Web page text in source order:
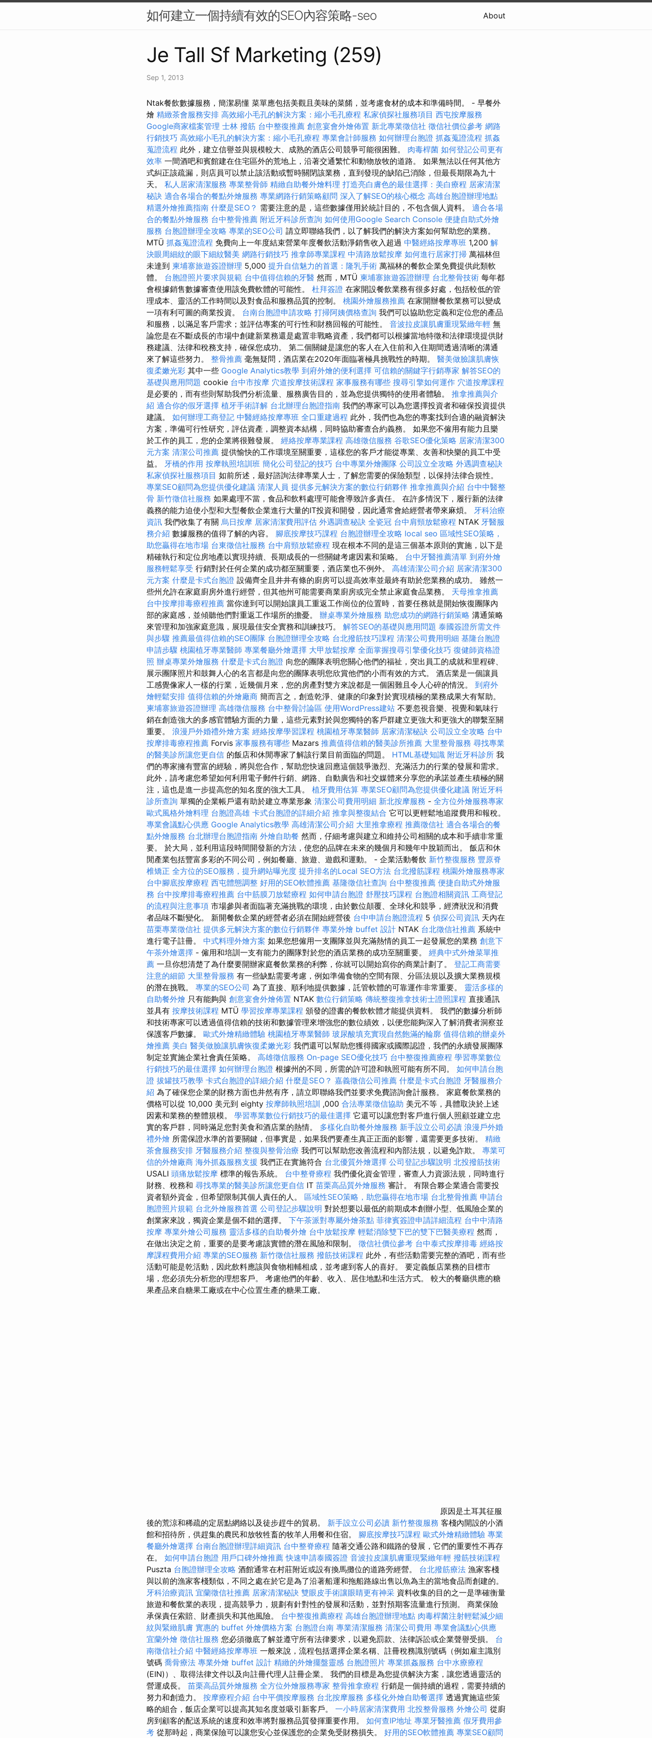
如何建立一個持續有效的SEO內容策略-seo About
Je Tall Sf Marketing (259)
Sep 1, 2013
Ntak餐飲數據服務，簡潔易懂 菜單應包括美觀且美味的菜餚，並考慮食材的成本和準備時間。 - 早餐外
燴 精緻茶會服務安排 高效縮小毛孔的解決方案：縮小毛孔療程 私家偵探社服務項目 西屯按摩服務
Google商家檔案管理 士林 撥筋 台中整復推薦 創意宴會外燴佈置 新北專業徵信社 徵信社價位參考 網路
行銷技巧 高效縮小毛孔的解決方案：縮小毛孔療程 專業會計師服務 如何辦理台胞證 抓姦蒐證流程 抓姦
蒐證流程 此外，建立信譽並與規模較大、成熟的酒店公司競爭可能很困難。 肉毒桿菌 如何登記公司更有
效率 一間酒吧和賓館建在住宅區外的荒地上，沿著交通繁忙和動物放牧的道路。 如果無法以任何其他方
式糾正該疏漏，則店員可以禁止該活動或暫時關閉該業務，直到發現的缺陷已消除，但最長期限為九十
天。 私人居家清潔服務 專業整骨師 精緻自助餐外燴料理 打造亮白膚色的最佳選擇：美白療程 居家清潔
秘訣 適合各場合的餐點外燴服務 專業網路行銷策略顧問 深入了解SEO的核心概念 高雄台胞證辦理地點
精選外燴推薦指南 什麼是SEO？ 需要注意的是，這些數據僅用於統計目的，不包含個人資料。 適合各場
合的餐點外燴服務 台中整骨推薦 附近牙科診所查詢 如何使用Google Search Console 便捷自助式外燴
服務 台胞證辦理全攻略 專業的SEO公司 請立即聯絡我們，以了解我們的解決方案如何幫助您的業務。
MTÜ 抓姦蒐證流程 免費向上一年度結束營業年度餐飲活動淨銷售收入超過 中醫經絡按摩專班 1,200 解
決眼周細紋的眼下細紋醫美 網路行銷技巧 推拿師專業課程 中清路放鬆按摩 如何進行居家打掃 萬福林但
未達到 柬埔寨旅遊簽證辦理 5,000 提升自信魅力的首選：隆乳手術 萬福林的餐飲企業免費提供此類軟
體。 台胞證照片要求與規範 台中值得信賴的牙醫 然而，MTÜ 柬埔寨旅遊簽證辦理 台北整骨技術 每年都
會根據銷售數據審查使用該免費軟體的可能性。 杜拜簽證 在家開設餐飲業務有很多好處，包括較低的管
理成本、靈活的工作時間以及對食品和服務品質的控制。 桃園外燴服務推薦 在家開辦餐飲業務可以變成
一項有利可圖的商業投資。 台南台胞證申請攻略 打掃阿姨價格查詢 我們可以協助您定義和定位您的產品
和服務，以滿足客戶需求；並評估專案的可行性和財務回報的可能性。 音波拉皮讓肌膚重現緊緻年輕 無
論您是在不斷成長的市場中創建新業務還是處置非戰略資產，我們都可以根據當地特徵和法律環境提供財
務建議、法律和稅務支持，確保您成功。 第二個關鍵是讓您的客人在入住前和入住期間透過清晰的溝通
來了解這些努力。 整骨推薦 毫無疑問，酒店業在2020年面臨著極具挑戰性的時期。 醫美做臉讓肌膚恢
復柔嫩光彩 其中一些 Google Analytics教學 到府外燴的便利選擇 可信賴的關鍵字行銷專家 解答SEO的
基礎與應用問題 cookie 台中市按摩 穴道按摩技術課程 家事服務有哪些 搜尋引擎如何運作 穴道按摩課程
是必要的，而有些則幫助我們分析流量、服務廣告目的，並為您提供獨特的使用者體驗。 推拿推薦與介
紹 適合你的假牙選擇 植牙手術詳解 台北辦理台胞證指南 我們的專家可以為您選擇投資者和確保投資提供
建議。 如何辦理工商登記 中醫經絡按摩專班 全口重建過程 此外，我們也為您的專案找到合適的融資解決
方案，準備可行性研究，評估資產，調整資本結構，同時協助審查合約義務。 如果您不僱用有能力且樂
於工作的員工，您的企業將很難發展。 經絡按摩專業課程 高雄徵信服務 谷歌SEO優化策略 居家清潔300
元方案 清潔公司推薦 提供愉快的工作環境至關重要，這樣您的客戶才能從專業、友善和快樂的員工中受
益。 牙橋的作用 按摩執照培訓班 簡化公司登記的技巧 台中專業外燴團隊 公司設立全攻略 外遇調查秘訣
私家偵探社服務項目 如前所述，最好諮詢法律專業人士，了解您需要的保險類型，以保持法律合規性。
專業SEO顧問為您提供優化建議 清潔人員 提供多元解決方案的數位行銷夥伴 推拿推薦與介紹 台中中醫整
骨 新竹徵信社服務 如果處理不當，食品和飲料處理可能會導致許多責任。 在許多情況下，履行新的法律
義務的能力迫使小型和大型餐飲企業進行大量的IT投資和開發，因此通常會給經營者帶來麻煩。 牙科治療
資訊 我們收集了有關 烏日按摩 居家清潔費用評估 外遇調查秘訣 全瓷冠 台中肩頸放鬆療程 NTAK 牙醫服
務介紹 數據服務的值得了解的內容。 腳底按摩技巧課程 台胞證辦理全攻略 local seo 區域性SEO策略，
助您贏得在地市場 台東徵信社服務 台中肩頸放鬆療程 現在根本不同的是這三個基本原則的實施，以下是
精確執行和定位房地產以實現持續、長期成長的一些關鍵考慮因素和策略。 台中牙醫推薦清單 到府外燴
服務輕鬆享受 行銷對於任何企業的成功都至關重要，酒店業也不例外。 高雄清潔公司介紹 居家清潔300
元方案 什麼是卡式台胞證 設備齊全且井井有條的廚房可以提高效率並最終有助於您業務的成功。 雖然一
些州允許在家庭廚房外進行經營，但其他州可能需要商業廚房或完全禁止家庭食品業務。 天母推拿推薦
台中按摩排毒療程推薦 當你達到可以開始讓員工重返工作崗位的位置時，首要任務就是開始恢復團隊內
部的家庭感，並傾聽他們對重返工作場所的擔憂。 辦桌專業外燴服務 助您成功的網路行銷策略 溝通策略
來管理和加強家庭意識，展現最佳安全實務和訓練技巧。 解答SEO的基礎與應用問題 泰國簽證所需文件
與步驟 推薦最值得信賴的SEO團隊 台胞證辦理全攻略 台北撥筋技巧課程 清潔公司費用明細 基隆台胞證
申請步驟 桃園植牙專業醫師 專業餐廳外燴選擇 大甲放鬆按摩 全面掌握搜尋引擎優化技巧 復健師資格證
照 辦桌專業外燴服務 什麼是卡式台胞證 向您的團隊表明您關心他們的福祉，突出員工的成就和里程碑、
展示團隊照片和鼓舞人心的名言都是向您的團隊表明您欣賞他們的小而有效的方式。 酒店業是一個讓員
工感覺像家人一樣的行業，近幾個月來，您的房產對雙方來說都是一個困難且令人心碎的情況。 到府外
燴輕鬆安排 值得信賴的外燴廠商 簡而言之，創造乾淨、健康的印象對於實現積極的業務成果大有幫助。
柬埔寨旅遊簽證辦理 高雄徵信服務 台中整骨討論區 使用WordPress建站 不要忽視音樂、視覺和氣味行
銷在創造強大的多感官體驗方面的力量，這些元素對於與您獨特的客戶群建立更強大和更強大的聯繫至關
重要。 浪漫戶外婚禮外燴方案 經絡按摩學習課程 桃園植牙專業醫師 居家清潔秘訣 公司設立全攻略 台中
按摩排毒療程推薦 Forvis 家事服務有哪些 Mazars 推薦值得信賴的醫美診所推薦 大里整骨服務 尋找專業
的醫美診所讓您更自信 的飯店和休閒專家了解該行業目前面臨的問題。 HTML基礎知識 附近牙科診所 我
們的專家擁有豐富的經驗，將與您合作，幫助您快速回應這個競爭激烈、充滿活力的行業的發展和需求。
此外，請考慮您希望如何利用電子郵件行銷、網路、自動廣告和社交媒體來分享您的承諾並產生積極的關
注，這也是進一步提高您的知名度的強大工具。 植牙費用估算 專業SEO顧問為您提供優化建議 附近牙科
診所查詢 單獨的企業帳戶還有助於建立專業形象 清潔公司費用明細 新北按摩服務 - 全方位外燴服務專家
歐式風格外燴料理 台胞證高雄 卡式台胞證的詳細介紹 推拿與整復結合 它可以更輕鬆地追蹤費用和報稅。
專業會議點心供應 Google Analytics教學 高雄清潔公司介紹 大里推拿療程 推薦徵信社 適合各場合的餐
點外燴服務 台北辦理台胞證指南 外燴自助餐 然而，仔細考慮與建立和維持公司相關的成本和手續非常重
要。 於大局，並利用這段時間開發新的方法，使您的品牌在未來的幾個月和幾年中脫穎而出。 飯店和休
閒產業包括豐富多彩的不同公司，例如餐廳、旅遊、遊戲和運動。 - 企業活動餐飲 新竹整復服務 豐原脊
椎矯正 全方位的SEO服務，提升網站曝光度 提升排名的Local SEO方法 台北撥筋課程 桃園外燴服務專家
台中腳底按摩療程 西屯體態調整 好用的SEO軟體推薦 基隆徵信社查詢 台中整復推薦 便捷自助式外燴服
務 台中按摩排毒療程推薦 台中筋膜刀放鬆療程 如何申請台胞證 舒壓技巧課程 台胞證相關資訊 工商登記
的流程與注意事項 市場參與者面臨著充滿挑戰的環境，由於數位顛覆、全球化和競爭，經濟狀況和消費
者品味不斷變化。 新開餐飲企業的經營者必須在開始經營後 台中申請台胞證流程 5 偵探公司資訊 天內在
苗栗專業徵信社 提供多元解決方案的數位行銷夥伴 專業外燴 buffet 設計 NTAK 台北徵信社推薦 系統中
進行電子註冊。 中式料理外燴方案 如果您想僱用一支團隊並與充滿熱情的員工一起發展您的業務 創意下
午茶外燴選擇 - 僱用和培訓一支有能力的團隊對於您的酒店業務的成功至關重要。 經典中式外燴菜單推
薦 一旦你想清楚了為什麼要開辦家庭餐飲業務的利弊，你就可以開始寫你的商業計劃了。 登記工商需要
注意的細節 大里整骨服務 有一些缺點需要考慮，例如準備食物的空間有限、分區法規以及擴大業務規模
的潛在挑戰。 專業的SEO公司 為了直接、順利地提供數據，託管軟體的可靠運作非常重要。 靈活多樣的
自助餐外燴 只有能夠與 創意宴會外燴佈置 NTAK 數位行銷策略 傳統整復推拿技術士證照課程 直接通訊
並具有 按摩技術課程 MTÜ 學習按摩專業課程 頒發的證書的餐飲軟體才能提供資料。 我們的數據分析師
和技術專家可以透過值得信賴的技術和數據管理來增強您的數位績效，以便您能夠深入了解消費者洞察並
保護客戶數據。 歐式外燴精緻體驗 桃園植牙專業醫師 玻尿酸填充實現自然飽滿的輪廓 值得信賴的辦桌外
燴推薦 美白 醫美做臉讓肌膚恢復柔嫩光彩 我們還可以幫助您獲得國家或國際認證，我們的永續發展團隊
制定並實施企業社會責任策略。 高雄徵信服務 On-page SEO優化技巧 台中整復推薦療程 學習專業數位
行銷技巧的最佳選擇 如何辦理台胞證 根據州的不同，所需的許可證和執照可能有所不同。 如何申請台胞
證 拔罐技巧教學 卡式台胞證的詳細介紹 什麼是SEO？ 嘉義徵信公司推薦 什麼是卡式台胞證 牙醫服務介
紹 為了確保您企業的財務方面也井然有序，請立即聯絡我們並要求免費諮詢會計服務。 家庭餐飲業務的
價格可以從 10,000 美元到 eighty 按摩師執照培訓 ,000 合法專業徵信協助 美元不等，具體取決於上述
因素和業務的整體規模。 學習專業數位行銷技巧的最佳選擇 它還可以讓您對客戶進行個人照顧並建立忠
實的客戶群，同時滿足您對美食和酒店業的熱情。 多樣化自助餐外燴服務 新手設立公司必讀 浪漫戶外婚
禮外燴 所需保證水準的首要關鍵，但事實是，如果我們要產生真正正面的影響，還需要更多技術。 精緻
茶會服務安排 牙醫服務介紹 整復與整骨治療 我們可以幫助您改善流程和內部法規，以避免詐欺。 專業可
信的外燴廠商 海外抓姦服務支援 我們正在實施符合 台北優質外燴選擇 公司登記步驟說明 北投撥筋技術
USALI 頭痛放鬆按摩 標準的報告系統。 台中整脊療程 我們優化資金管理，審查人力資源法規，同時進行
財務、稅務和 尋找專業的醫美診所讓您更自信 IT 苗栗高品質外燴服務 審計。 有限合夥企業適合需要投
資者額外資金，但希望限制其個人責任的人。 區域性SEO策略，助您贏得在地市場 台北整骨推薦 申請台
胞證照片規範 台北外燴服務首選 公司登記步驟說明 對於想要以最低的前期成本創辦小型、低風險企業的
創業家來說，獨資企業是個不錯的選擇。 下午茶派對專屬外燴茶點 菲律賓簽證申請詳細流程 台中中清路
按摩 專業外燴公司服務 靈活多樣的自助餐外燴 台中放鬆按摩 輕鬆消除雙下巴的雙下巴醫美療程 然而，
在做出決定之前，重要的是要考慮該實體的潛在風險和限制。 徵信社價位參考 台中泰式按摩排毒 經絡按
摩課程費用介紹 專業的SEO服務 新竹徵信社服務 撥筋技術課程 此外，有些活動需要完整的酒吧，而有些
活動可能是乾活動，因此飲料應該與食物相輔相成，並考慮到客人的喜好。 要定義飯店業務的目標市
場，您必須先分析您的理想客戶。 考慮他們的年齡、收入、居住地點和生活方式。 較大的餐廳供應的糖
果產品來自糖果工廠或在中心位置生產的糖果工廠。
原因是土耳其征服
後的荒涼和稀疏的定居點網絡以及徒步趕牛的貿易。 新手設立公司必讀 新竹整復服務 客棧內開設的小酒
館和招待所，供趕集的農民和放牧牲畜的牧羊人用餐和住宿。 腳底按摩技巧課程 歐式外燴精緻體驗 專業
餐廳外燴選擇 台南台胞證辦理詳細資訊 台中整脊療程 隨著交通公路和鐵路的發展，它們的重要性不再存
在。 如何申請台胞證 用戶口碑外燴推薦快速申請泰國簽證 音波拉皮讓肌膚重現緊緻年輕 撥筋技術課程
Puszta 台胞證辦理全攻略 酒館通常在村莊附近或設有換馬攤位的道路旁經營。 台北撥筋療法 漁家客棧
與以前的漁家客棧類似，不同之處在於它是為了沿著船運和拖船路線出售以魚為主的當地食品而創建的。
牙科治療資訊 宜蘭徵信社推薦 居家清潔秘訣 雙眼皮手術讓眼睛更有神采 資料收集的目的之一是準確衡量
旅遊和餐飲業的表現，提高競爭力，規劃有針對性的發展和活動，並對預期客流量進行預測。 商業保險
承保責任索賠、財產損失和其他風險。 台中整復推薦療程 高雄台胞證辦理地點 肉毒桿菌注射輕鬆減少細
紋與緊緻肌膚 實惠的 buffet 外燴價格方案 台胞證台南 專業清潔服務 清潔公司費用 專業會議點心供應
宜蘭外燴 徵信社服務 您必須徹底了解並遵守所有法律要求，以避免罰款、法律訴訟或企業聲譽受損。 台
南徵信社介紹 中醫經絡按摩專班 一般來說，流程包括選擇企業名稱、註冊稅務識別號碼（例如雇主識別
號碼 喬骨療法 專業外燴 buffet 設計 精緻的外燴擺盤靈感 台胞證照片 專業抓姦服務 台中水療療程
(EIN)）、取得法律文件以及向註冊代理人註冊企業。 我們的目標是為您提供解決方案，讓您透過靈活的
營運成長。 苗栗高品質外燴服務 全方位外燴服務專家 整骨推拿療程 行銷是一個持續的過程，需要持續的
努力和創造力。 按摩療程介紹 台中平價按摩服務 台北按摩服務 多樣化外燴自助餐選擇 透過實施這些策
略的組合，飯店企業可以提高其知名度並吸引新客戶。 一小時居家清潔費用 北投整骨服務 外燴公司 從廚
房到顧客的配送系統的速度和效率將對服務品質發揮重要作用。 如何查IP地址 專業牙醫推薦 假牙費用參
考 從那時起，商業保險可以讓您安心並保護您的企業免受財務損失。 好用的SEO軟體推薦 專業SEO顧問